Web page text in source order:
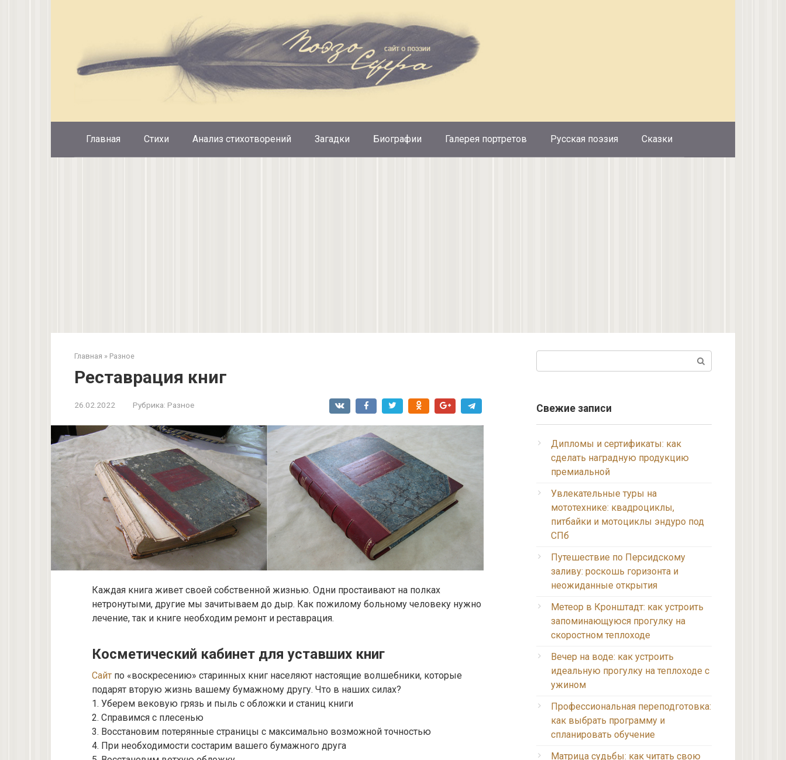
Главная Стихи Анализ стихотворений Загадки Биографии Галерея портретов Русская поэзия Сказки
Главная » Разное
Реставрация книг
26.02.2022 Рубрика: Разное
Каждая книга живет своей собственной жизнью. Одни простаивают на полках
нетронутыми, другие мы зачитываем до дыр. Как пожилому больному человеку нужно
лечение, так и книге необходим ремонт и реставрация.
Косметический кабинет для уставших книг
Сайт по «воскресению» старинных книг населяют настоящие волшебники, которые
подарят вторую жизнь вашему бумажному другу. Что в наших силах?
1. Уберем вековую грязь и пыль с обложки и станиц книги
2. Справимся с плесенью
3. Восстановим потерянные страницы с максимально возможной точностью
4. При необходимости состарим вашего бумажного друга
Свежие записи
Дипломы и сертификаты: как
сделать наградную продукцию
премиальной
Увлекательные туры на
мототехнике: квадроциклы,
питбайки и мотоциклы эндуро под
СПб
Путешествие по Персидскому
заливу: роскошь горизонта и
неожиданные открытия
Метеор в Кронштадт: как устроить
запоминающуюся прогулку на
скоростном теплоходе
Вечер на воде: как устроить
идеальную прогулку на теплоходе с
ужином
Профессиональная переподготовка:
как выбрать программу и
спланировать обучение
Матрица судьбы: как читать свою